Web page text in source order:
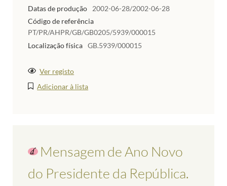
Datas de produção
2002-06-28/2002-06-28
Código de referência
PT/PR/AHPR/GB/GB0205/5939/000015
Localização física GB.5939/000015
Ver registo
Adicionar à lista
Mensagem de Ano Novo
do Presidente da República.